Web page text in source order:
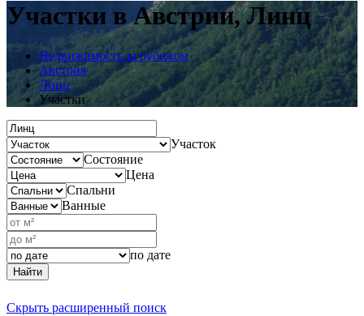
Участки в Австрии, Линц
Недвижимость за рубежом
Австрия
Линц
Участки
Участок
Состояние
Цена
Спальни
Ванные
по дате
Найти
Скрыть расширенный поиск